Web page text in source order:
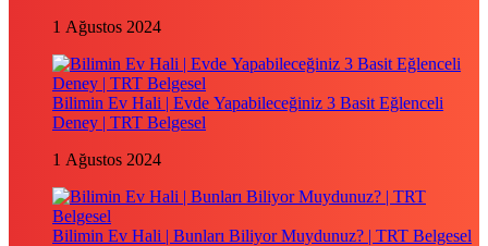
1 Ağustos 2024
Bilimin Ev Hali | Evde Yapabileceğiniz 3 Basit Eğlenceli
Deney | TRT Belgesel
1 Ağustos 2024
Bilimin Ev Hali | Bunları Biliyor Muydunuz? | TRT Belgesel